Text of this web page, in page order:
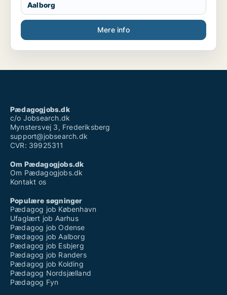
Aalborg
Mere info
Pædagogjobs.dk
c/o Jobsearch.dk
Mynstersvej 3, Frederiksberg
support@jobsearch.dk
CVR: 39925311
Om Pædagogjobs.dk
Om Pædagogjobs.dk
Kontakt os
Populære søgninger
Pædagog job København
Ufaglært job Aarhus
Pædagog job Odense
Pædagog job Aalborg
Pædagog job Esbjerg
Pædagog job Randers
Pædagog job Kolding
Pædagog Nordsjælland
Pædagog Fyn